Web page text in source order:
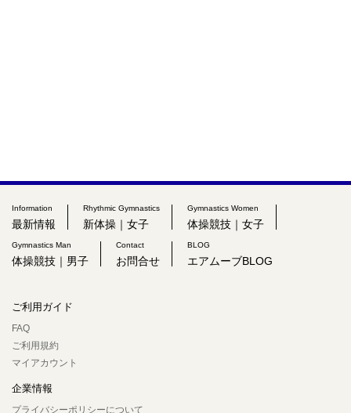
Information
最新情報
Rhythmic Gymnastics
新体操｜女子
Gymnastics Women
体操競技｜女子
Gymnastics Man
体操競技｜男子
Contact
お問合せ
BLOG
エアムーブBLOG
ご利用ガイド
FAQ
ご利用規約
マイアカウント
企業情報
プライバシーポリシーについて